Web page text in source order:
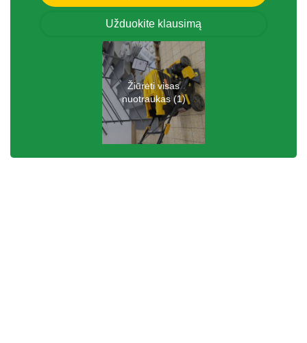
Užduokite klausimą
Žiūrėti visas
nuotraukas (1)